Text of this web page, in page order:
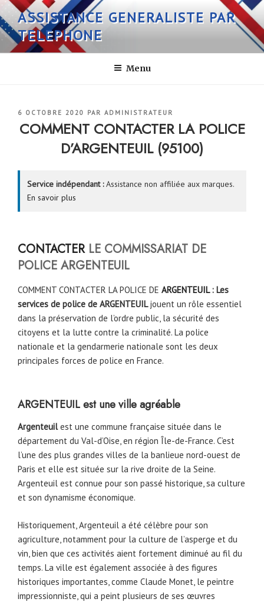
Aller
au
contenu
principal
ASSISTANCE GENERALISTE PAR
TELEPHONE
Menu
PUBLIÉ
LE
6 OCTOBRE 2020 PAR ADMINISTRATEUR
COMMENT CONTACTER LA POLICE
D’ARGENTEUIL (95100)
Service indépendant :Assistance non affiliée aux marques.
En savoir plus
CONTACTERLE COMMISSARIAT DE
POLICE ARGENTEUIL
COMMENT CONTACTER LA POLICE DE ARGENTEUIL: Les
services de police de ARGENTEUILjouent un rôle essentiel
dans la préservation de l’ordre public, la sécurité des
citoyens et la lutte contre la criminalité. La police
nationale et la gendarmerie nationale sont les deux
principales forces de police en France.
ARGENTEUIL est une ville agréable
Argenteuilest une commune française située dans le
département du Val-d’Oise, en région Île-de-France. C’est
l’une des plus grandes villes de la banlieue nord-ouest de
Paris et elle est située sur la rive droite de la Seine.
Argenteuil est connue pour son passé historique, sa culture
et son dynamisme économique.
Historiquement, Argenteuil a été célèbre pour son
agriculture, notamment pour la culture de l’asperge et du
vin, bien que ces activités aient fortement diminué au fil du
temps. La ville est également associée à des figures
historiques importantes, comme Claude Monet, le peintre
impressionniste, qui a peint plusieurs de ses œuvres